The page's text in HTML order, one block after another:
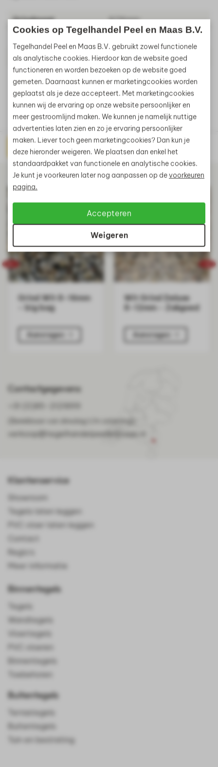
Grindmaat
8/16mm
Materiaal
Split
Artikelnummer
350065
Direct prijs aanvragen
Gerelateerde producten
Grind Wit 8-16mm
- big bag
Aanvragen
Wit Grind Deluxe
8-12mm - Zakgoed
Aanvragen
Contactgegevens
verkoop@tegelhandelpeelenmaas.nl
Klantenservice
Showroom
Tegels laten leggen
PVC vloer laten leggen
Regio's
Meer informatie
Binnentegels
Tegels
Wandtegels
Vloertegels
Binnentegels
Toebehoren
Buitentegels
Terrastegels
Buitentegels
Tuin en bestrating
Cookies op Tegelhandel Peel en Maas B.V.
Tegelhandel Peel en Maas B.V. gebruikt zowel functionele
als analytische cookies. Hierdoor kan de website goed
functioneren en worden bezoeken op de website goed
gemeten. Daarnaast kunnen er marketingcookies worden
geplaatst als je deze accepteert. Met marketingcookies
kunnen wij de ervaring op onze website persoonlijker en
meer gestroomlijnd maken. We kunnen je namelijk nuttige
advertenties laten zien en zo je ervaring persoonlijker
maken. Liever toch geen marketingcookies? Dan kun je
deze hieronder weigeren. We plaatsen dan enkel het
standaardpakket van functionele en analytische cookies.
Je kunt je voorkeuren later nog aanpassen op devoorkeuren
pagina.
Accepteren
Weigeren